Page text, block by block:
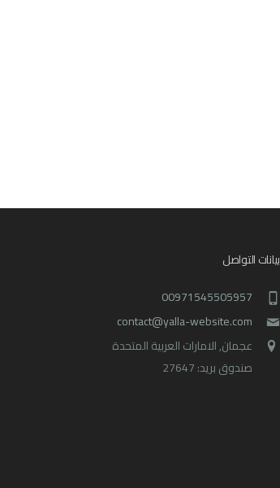
بيانات التواصل
00971545505957
contact@yalla-website.com
عجمان, الامارات العربية المتحدة
صندوق بريد: 27647